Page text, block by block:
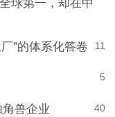
球第一，却在中
11
”的体系化答卷
5
0
4
兽企业